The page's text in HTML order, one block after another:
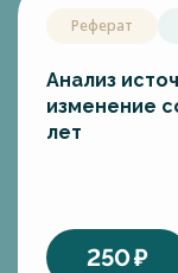
Реферат
Анализ
изменение
лет
250₽